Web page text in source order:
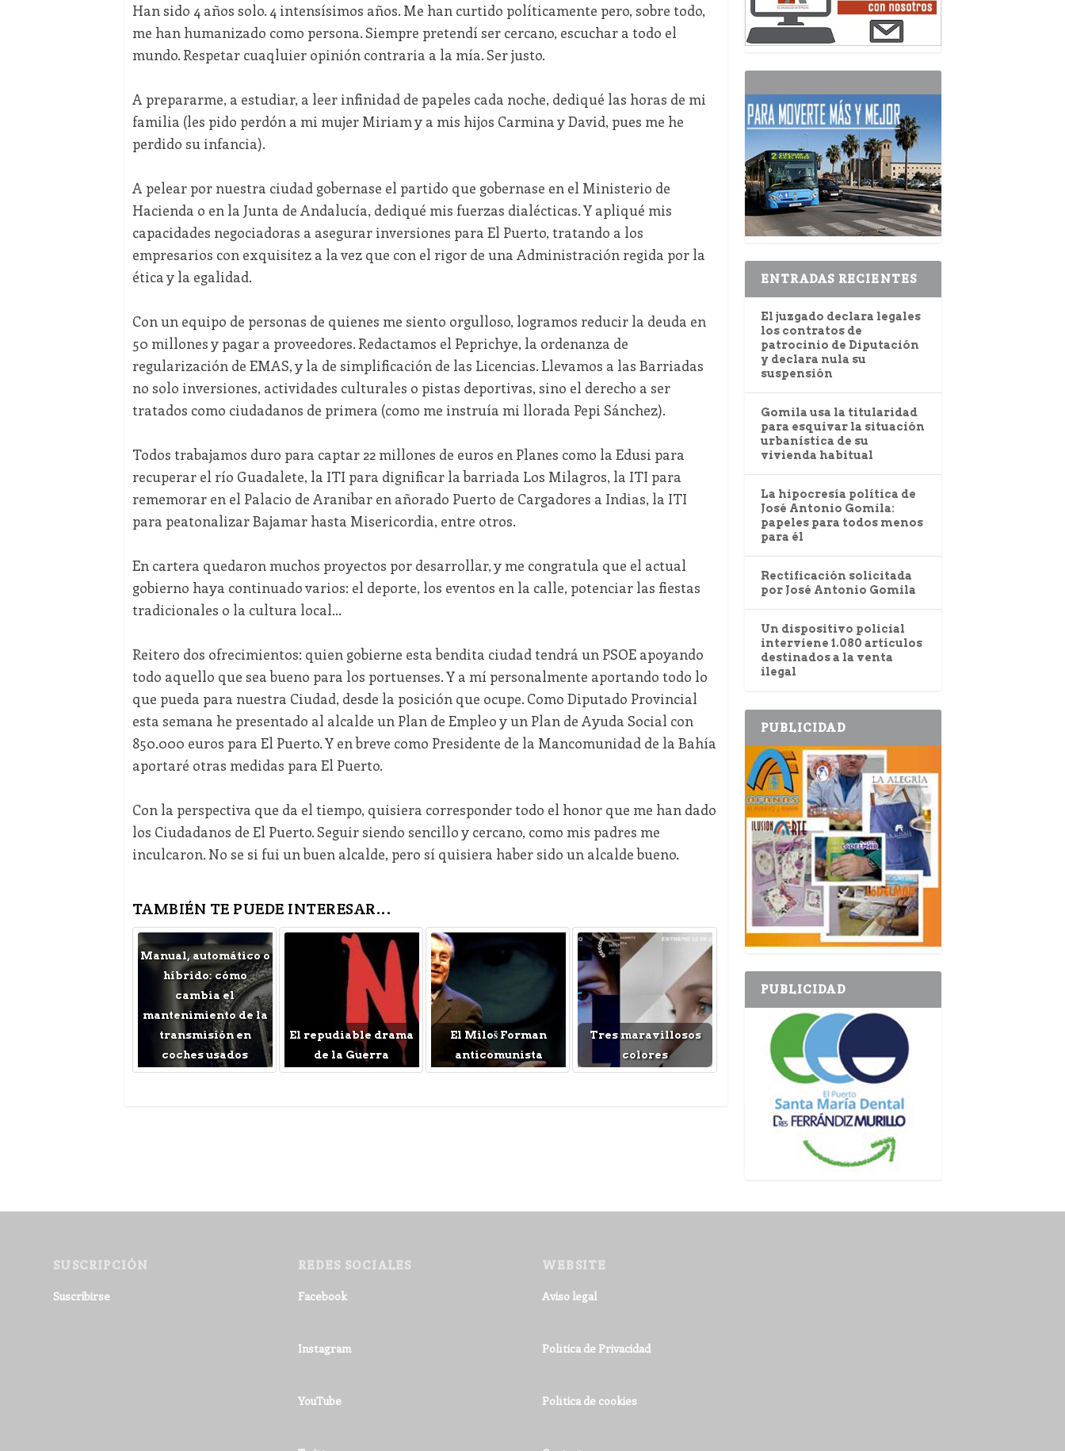
Han sido 4 años solo. 4 intensísimos años. Me han curtido políticamente pero, sobre todo,
me han humanizado como persona. Siempre pretendí ser cercano, escuchar a todo el
mundo. Respetar cuaqluier opinión contraria a la mía. Ser justo.
A prepararme, a estudiar, a leer infinidad de papeles cada noche, dediqué las horas de mi
familia (les pido perdón a mi mujer Miriam y a mis hijos Carmina y David, pues me he
perdido su infancia).
A pelear por nuestra ciudad gobernase el partido que gobernase en el Ministerio de
Hacienda o en la Junta de Andalucía, dediqué mis fuerzas dialécticas. Y apliqué mis
capacidades negociadoras a asegurar inversiones para El Puerto, tratando a los
empresarios con exquisitez a la vez que con el rigor de una Administración regida por la
ética y la egalidad.
Con un equipo de personas de quienes me siento orgulloso, logramos reducir la deuda en
50 millones y pagar a proveedores. Redactamos el Peprichye, la ordenanza de
regularización de EMAS, y la de simplificación de las Licencias. Llevamos a las Barriadas
no solo inversiones, actividades culturales o pistas deportivas, sino el derecho a ser
tratados como ciudadanos de primera (como me instruía mi llorada Pepi Sánchez).
Todos trabajamos duro para captar 22 millones de euros en Planes como la Edusi para
recuperar el río Guadalete, la ITI para dignificar la barriada Los Milagros, la ITI para
rememorar en el Palacio de Aranibar en añorado Puerto de Cargadores a Indias, la ITI
para peatonalizar Bajamar hasta Misericordia, entre otros.
En cartera quedaron muchos proyectos por desarrollar, y me congratula que el actual
gobierno haya continuado varios: el deporte, los eventos en la calle, potenciar las fiestas
tradicionales o la cultura local...
Reitero dos ofrecimientos: quien gobierne esta bendita ciudad tendrá un PSOE apoyando
todo aquello que sea bueno para los portuenses. Y a mí personalmente aportando todo lo
que pueda para nuestra Ciudad, desde la posición que ocupe. Como Diputado Provincial
esta semana he presentado al alcalde un Plan de Empleo y un Plan de Ayuda Social con
850.000 euros para El Puerto. Y en breve como Presidente de la Mancomunidad de la Bahía
aportaré otras medidas para El Puerto.
Con la perspectiva que da el tiempo, quisiera corresponder todo el honor que me han dado
los Ciudadanos de El Puerto. Seguir siendo sencillo y cercano, como mis padres me
inculcaron. No se si fui un buen alcalde, pero sí quisiera haber sido un alcalde bueno.
TAMBIÉN TE PUEDE INTERESAR...
Manual, automático o
híbrido: cómo
cambia el
mantenimiento de la
transmisión en
coches usados
El repudiable drama
de la Guerra
El Miloš Forman
anticomunista
Tres maravillosos
colores
ENTRADAS RECIENTES
El juzgado declara legales
los contratos de
patrocinio de Diputación
y declara nula su
suspensión
Gomila usa la titularidad
para esquivar la situación
urbanística de su
vivienda habitual
La hipocresía política de
José Antonio Gomila:
papeles para todos menos
para él
Rectificación solicitada
por José Antonio Gomila
Un dispositivo policial
interviene 1.080 artículos
destinados a la venta
ilegal
PUBLICIDAD
PUBLICIDAD
SUSCRIPCIÓN
Suscribirse
REDES SOCIALES
Facebook
Instagram
YouTube
WEBSITE
Aviso legal
Política de Privacidad
Política de cookies